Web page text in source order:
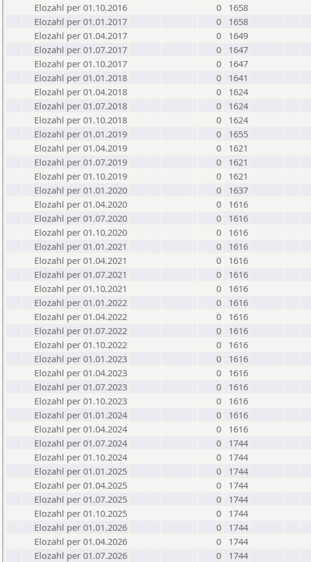
Elozahl per 01.10.2016
0
1658
Elozahl per 01.01.2017
0
1658
Elozahl per 01.04.2017
0
1649
Elozahl per 01.07.2017
0
1647
Elozahl per 01.10.2017
0
1647
Elozahl per 01.01.2018
0
1641
Elozahl per 01.04.2018
0
1624
Elozahl per 01.07.2018
0
1624
Elozahl per 01.10.2018
0
1624
Elozahl per 01.01.2019
0
1655
Elozahl per 01.04.2019
0
1621
Elozahl per 01.07.2019
0
1621
Elozahl per 01.10.2019
0
1621
Elozahl per 01.01.2020
0
1637
Elozahl per 01.04.2020
0
1616
Elozahl per 01.07.2020
0
1616
Elozahl per 01.10.2020
0
1616
Elozahl per 01.01.2021
0
1616
Elozahl per 01.04.2021
0
1616
Elozahl per 01.07.2021
0
1616
Elozahl per 01.10.2021
0
1616
Elozahl per 01.01.2022
0
1616
Elozahl per 01.04.2022
0
1616
Elozahl per 01.07.2022
0
1616
Elozahl per 01.10.2022
0
1616
Elozahl per 01.01.2023
0
1616
Elozahl per 01.04.2023
0
1616
Elozahl per 01.07.2023
0
1616
Elozahl per 01.10.2023
0
1616
Elozahl per 01.01.2024
0
1616
Elozahl per 01.04.2024
0
1616
Elozahl per 01.07.2024
0
1744
Elozahl per 01.10.2024
0
1744
Elozahl per 01.01.2025
0
1744
Elozahl per 01.04.2025
0
1744
Elozahl per 01.07.2025
0
1744
Elozahl per 01.10.2025
0
1744
Elozahl per 01.01.2026
0
1744
Elozahl per 01.04.2026
0
1744
Elozahl per 01.07.2026
0 1744